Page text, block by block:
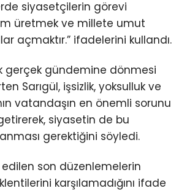
siyasetçilerin görevi
üretmek ve millete umut
açmaktır.” ifadelerini kullandı.
gerçek gündemine dönmesi
Sarıgül, işsizlik, yoksulluk ve
vatandaşın en önemli sorunu
siyasetin de bu
gerektiğini söyledi.
edilen son düzenlemelerin
karşılamadığını ifade